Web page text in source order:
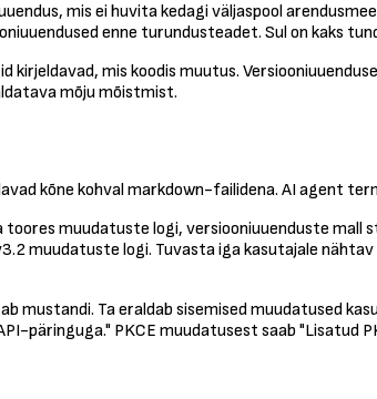
mis ei huvita kedagi väljaspool
enne turundusteadet. Sul on kaks
mis koodis muutus.
mõju mõistmist.
kõne kohval markdown-failidena. AI agent
muudatuste logi, versiooniuuenduste
muudatuste logi. Tuvasta iga kasutajale
mustandi. Ta eraldab sisemised muudatused
päringuga." PKCE muudatusest saab